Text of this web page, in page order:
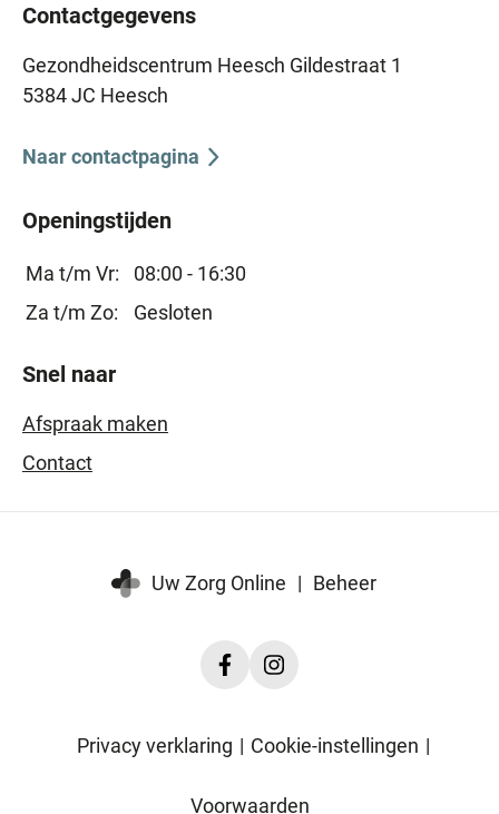
Contactgegevens
Gezondheidscentrum Heesch Gildestraat 1
5384 JC Heesch
Naar contactpagina
Openingstijden
Ma t/m Vr:
08:00 - 16:30
Za t/m Zo:
Gesloten
Snel naar
Afspraak maken
Contact
Uw Zorg Online | Beheer
FacebookInstagram
Privacy verklaring | Cookie-instellingen |
Voorwaarden